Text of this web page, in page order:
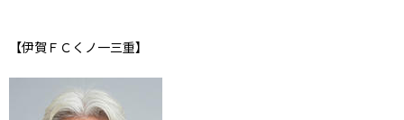
【伊賀ＦＣくノ一三重】